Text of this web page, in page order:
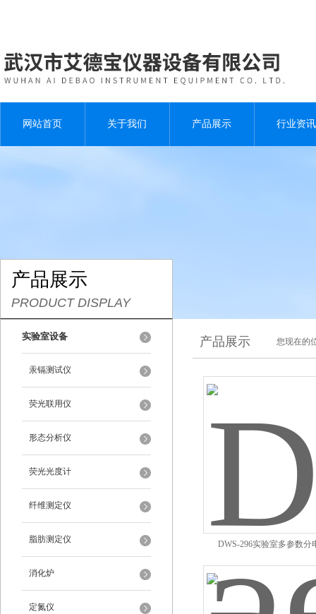
网站首页 关于我们 产品展示 行业资讯
产品展示
PRODUCT DISPLAY
实验室设备
汞镉测试仪
荧光联用仪
形态分析仪
荧光光度计
纤维测定仪
脂肪测定仪
消化炉
定氮仪
产品展示 您现在的
DWS-296实验室多参数分